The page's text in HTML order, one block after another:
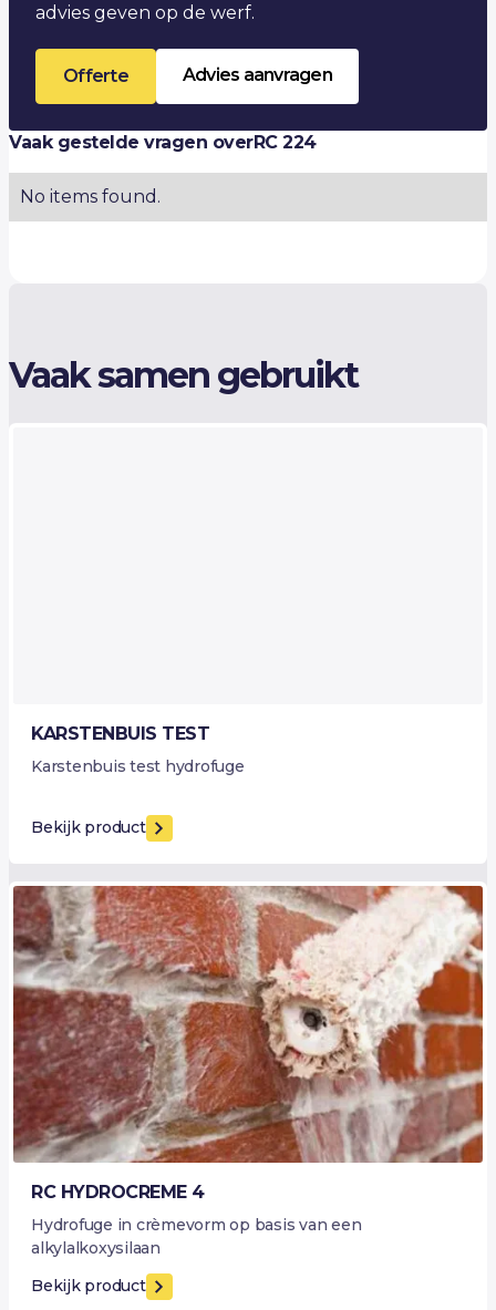
advies geven op de werf.
Offerte Advies aanvragen
Vaak gestelde vragen overRC 224
No items found.
Vaak samen gebruikt
KARSTENBUIS TEST
Karstenbuis test hydrofuge
Bekijk product
RC HYDROCREME 4
Hydrofuge in crèmevorm op basis van een
alkylalkoxysilaan
Bekijk product